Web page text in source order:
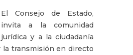
El Consejo de Estado,
invita a la comunidad
jurídica y a la ciudadanía
la transmisión en directo